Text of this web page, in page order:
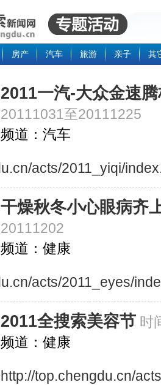
房产 汽车 旅游 亲子 其
2011一汽-大众金速
20111031至20111225
频道：汽车
acts/2011_yiqi/
干燥秋冬小心眼病齐
20111202
频道：健康
acts/2011_eyes/
2011全搜索美容节 时
频道：健康
http://top.chengdu.cn/